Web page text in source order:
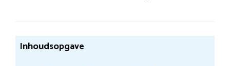
Inhoudsopgave